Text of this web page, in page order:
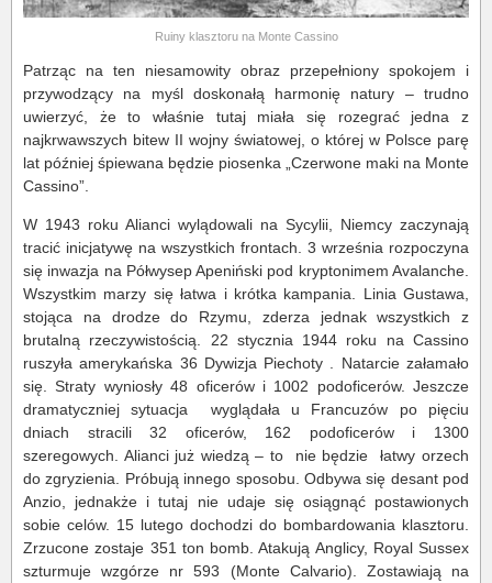
Ruiny klasztoru na Monte Cassino
Patrząc na ten niesamowity obraz przepełniony spokojem i
przywodzący na myśl doskonałą harmonię natury – trudno
uwierzyć, że to właśnie tutaj miała się rozegrać jedna z
najkrwawszych bitew II wojny światowej, o której w Polsce parę
lat później śpiewana będzie piosenka „Czerwone maki na Monte
Cassino”.
W 1943 roku Alianci wylądowali na Sycylii, Niemcy zaczynają
tracić inicjatywę na wszystkich frontach. 3 września rozpoczyna
się inwazja na Półwysep Apeniński pod kryptonimem Avalanche.
Wszystkim marzy się łatwa i krótka kampania. Linia Gustawa,
stojąca na drodze do Rzymu, zderza jednak wszystkich z
brutalną rzeczywistością. 22 stycznia 1944 roku na Cassino
ruszyła amerykańska 36 Dywizja Piechoty . Natarcie załamało
się. Straty wyniosły 48 oficerów i 1002 podoficerów. Jeszcze
dramatyczniej sytuacja wyglądała u Francuzów po pięciu
dniach stracili 32 oficerów, 162 podoficerów i 1300
szeregowych. Alianci już wiedzą – to nie będzie łatwy orzech
do zgryzienia. Próbują innego sposobu. Odbywa się desant pod
Anzio, jednakże i tutaj nie udaje się osiągnąć postawionych
sobie celów. 15 lutego dochodzi do bombardowania klasztoru.
Zrzucone zostaje 351 ton bomb. Atakują Anglicy, Royal Sussex
szturmuje wzgórze nr 593 (Monte Calvario). Zostawiają na